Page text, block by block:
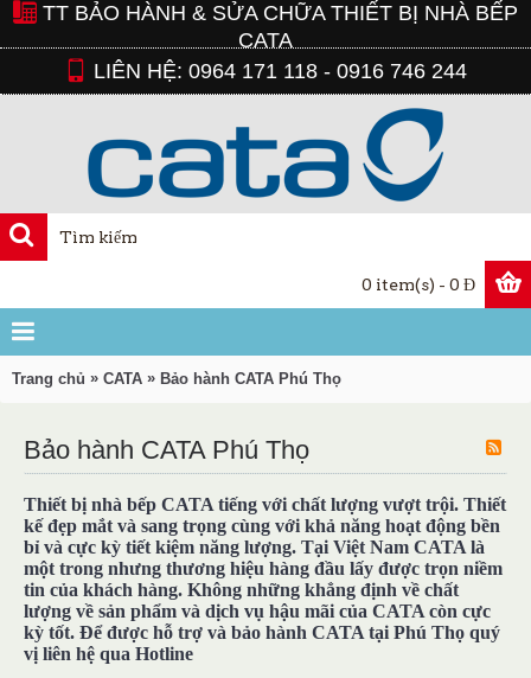
TT BẢO HÀNH & SỬA CHỮA THIẾT BỊ NHÀ BẾP
CATA
LIÊN HỆ: 0964 171 118 - 0916 746 244
0 item(s) - 0 Đ
Trang chủ » CATA » Bảo hành CATA Phú Thọ
Bảo hành CATA Phú Thọ
Thiết bị nhà bếp CATA tiếng với chất lượng vượt trội. Thiết
kế đẹp mắt và sang trọng cùng với khả năng hoạt động bền
bỉ và cực kỳ tiết kiệm năng lượng. Tại Việt Nam CATA là
một trong nhưng thương hiệu hàng đầu lấy được trọn niềm
tin của khách hàng. Không những khẳng định về chất
lượng về sản phẩm và dịch vụ hậu mãi của CATA còn cực
kỳ tốt. Để được hỗ trợ và bảo hành CATA tại Phú Thọ quý
vị liên hệ qua Hotline